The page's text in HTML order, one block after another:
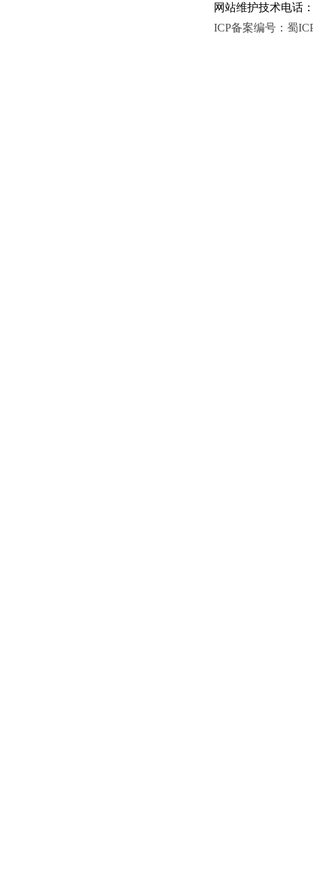
网站维护技术电话
ICP备案编号：蜀